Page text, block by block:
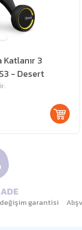
3
- Desert
garantisi